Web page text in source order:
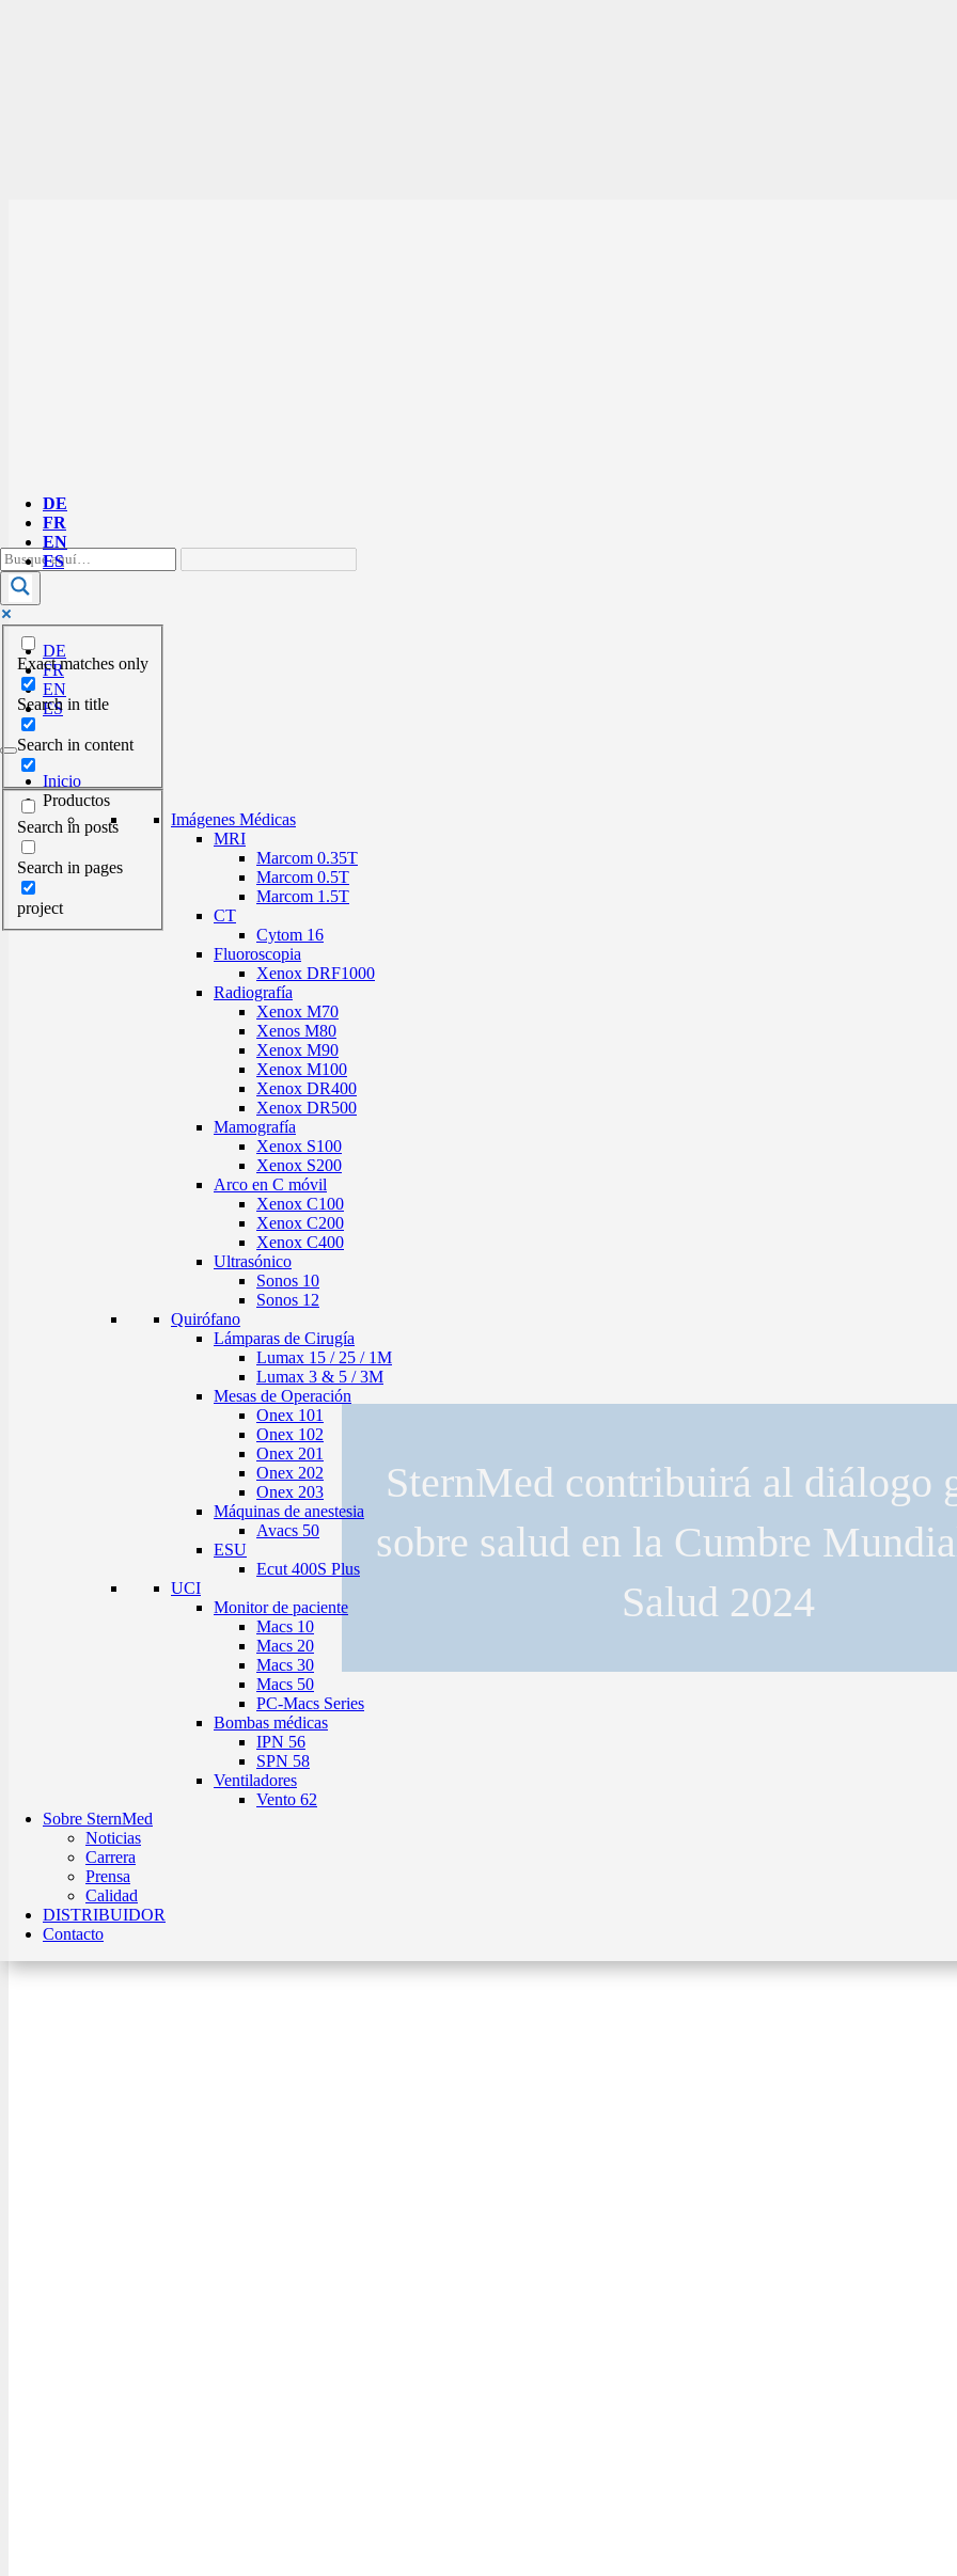
DE
FR
EN
ES
Exact matches only
Search in title
Search in content
Search in posts
Search in pages
project
DE
FR
EN
ES
Inicio
Productos
Imágenes Médicas
MRI
Marcom 0.35T
Marcom 0.5T
Marcom 1.5T
CT
Cytom 16
Fluoroscopia
Xenox DRF1000
Radiografía
Xenox M70
Xenos M80
Xenox M90
Xenox M100
Xenox DR400
Xenox DR500
Mamografía
Xenox S100
Xenox S200
Arco en C móvil
Xenox C100
Xenox C200
Xenox C400
Ultrasónico
Sonos 10
Sonos 12
Quirófano
Lámparas de Cirugía
Lumax 15 / 25 / 1M
Lumax 3 & 5 / 3M
Mesas de Operación
Onex 101
Onex 102
Onex 201
Onex 202
Onex 203
Máquinas de anestesia
Avacs 50
ESU
Ecut 400S Plus
UCI
Monitor de paciente
Macs 10
Macs 20
Macs 30
Macs 50
PC-Macs Series
Bombas médicas
IPN 56
SPN 58
Ventiladores
Vento 62
Sobre SternMed
Noticias
Carrera
Prensa
Calidad
DISTRIBUIDOR
Contacto
SternMed contribuirá al diálogo
sobre salud en la Cumbre
Salud 2024